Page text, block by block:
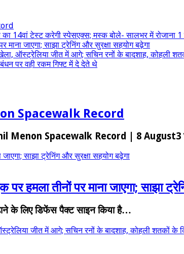
14वां टेस्ट करेगी स्पेसएक्स; मस्क बोले- सालभर में रोजाना 1
माना जाएगा; साझा ट्रेनिंग और सुरक्षा सहयोग बढ़ेगा
ऑस्ट्रेलिया जीत में आगे; सचिन रनों के बादशाह, कोहली
पर वही रकम गिफ्ट में दे देते थे
Spacewalk Record
Menon Spacewalk Record | 8
साझा ट्रेनिंग और सुरक्षा सहयोग बढ़ेगा
हमला तीनों पर माना जाएगा; साझा
के लिए डिफेंस पैक्ट साइन किया है…
जीत में आगे; सचिन रनों के बादशाह, कोहली शतकों के